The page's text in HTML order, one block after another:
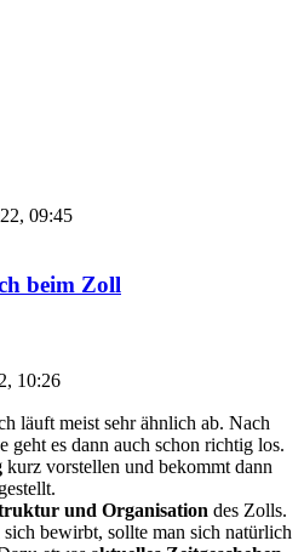
09:45
beim Zoll
10:26
läuft meist sehr ähnlich ab. Nach
geht es dann auch schon richtig los.
kurz vorstellen und bekommt dann
und Organisation des Zolls.
bewirbt, sollte man sich natürlich